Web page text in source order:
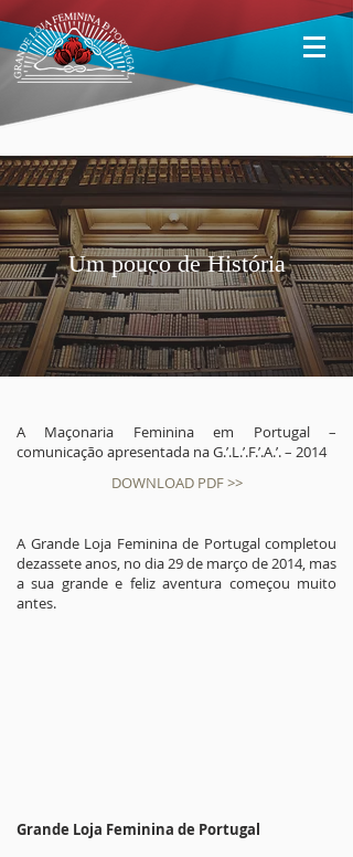
Um pouco de História
A Maçonaria Feminina em Portugal –
comunicação apresentada na G.’.L.’.F.’.A.’. – 2014
DOWNLOAD PDF >>
A Grande Loja Feminina de Portugal completou
dezassete anos, no dia 29 de março de 2014, mas
a sua grande e feliz aventura começou muito
antes.
Grande Loja Feminina de Portugal